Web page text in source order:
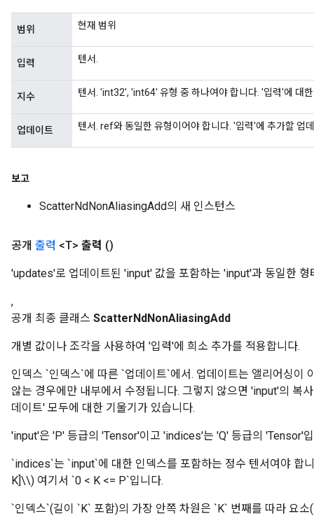
범위 현재 범위
입력 텐서.
지수 텐서. 'int32', 'int64' 유형 중 하나여야 합니다. '입력'에 대
업데이트 텐서. ref와 동일한 유형이어야 합니다. '입력'에 추가할 업
보고
ScatterNdNonAliasingAdd의 새 인스턴스
공개 출력 <T> 출력 ()
'updates'로 업데이트된 'input' 값을 포함하는 'input'과 동일한 형
,
공개 최종 클래스 ScatterNdNonAliasingAdd
개별 값이나 조각을 사용하여 '입력'에 희소 추가를 적용합니다.
인덱스 `인덱스`에 따른 `업데이트`에서. 업데이트는 앨리어싱이
않는 경우에만 내부에서 수정됩니다. 그렇지 않으면 'input'의 복
데이트' 모두에 대한 기울기가 있습니다.
'input'은 'P' 등급의 'Tensor'이고 'indices'는 'Q' 등급의 'Tensor'
`indices`는 `input`에 대한 인덱스를 포함하는 정수 텐서여야 합
K]\\) 여기서 `0 < K <= P`입니다.
`인덱스`(길이 `K` 포함)의 가장 안쪽 차원은 `K` 번째를 따라 요